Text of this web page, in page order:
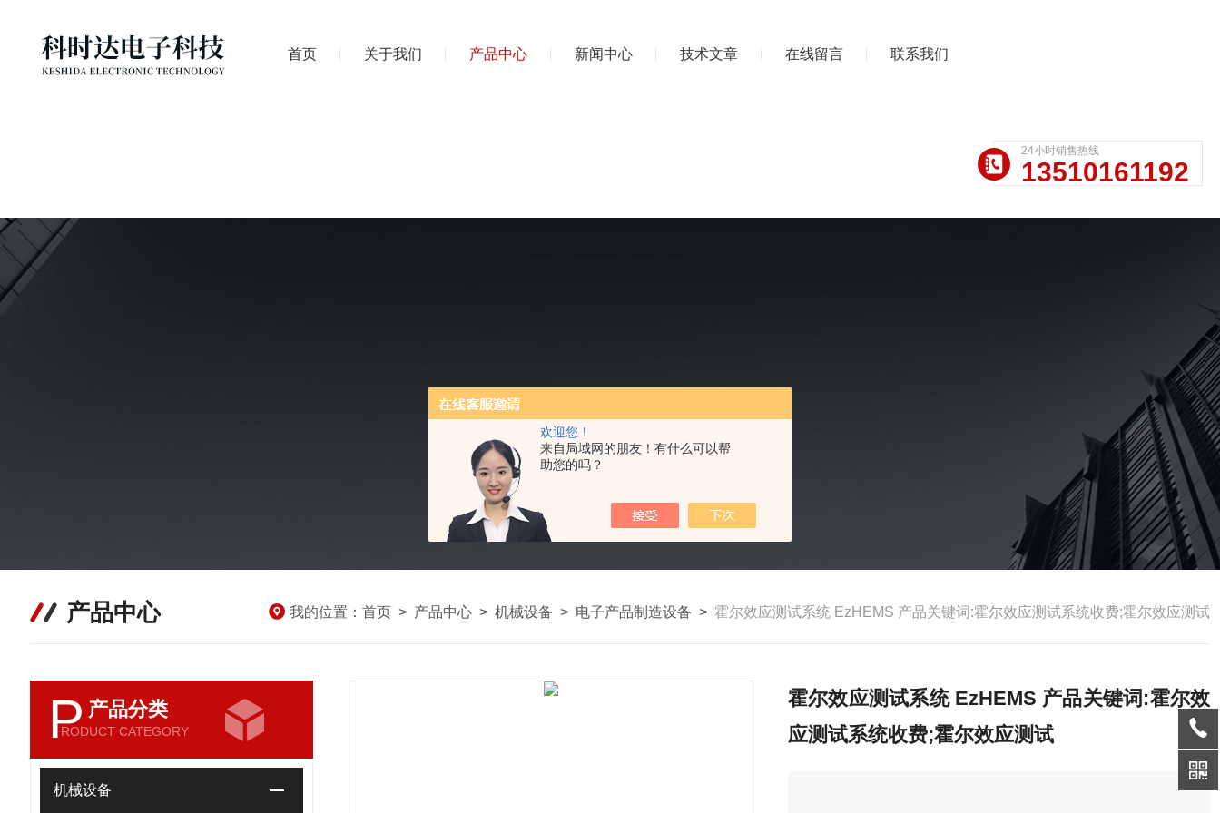
欢迎您！
来自局域网的朋友！有什么可以帮
助您的吗？
首页 关于我们 产品中心 新闻中心 技术文章 在线留言 联系我们
24小时销售热线
13510161192
产品中心 我的位置： 首页 > 产品中心 > 机械设备 > 电子产品制造设备 > 霍尔效应测试系统 EzHEMS 产品关键词:霍尔效应测试系统收费;霍尔效应测试
P 产品分类
RODUCT CATEGORY
机械设备
霍尔效应测试系统 EzHEMS 产品关键词:霍尔效
应测试系统收费;霍尔效应测试